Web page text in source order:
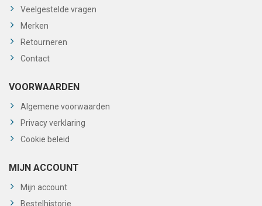
Veelgestelde vragen
Merken
Retourneren
Contact
VOORWAARDEN
Algemene voorwaarden
Privacy verklaring
Cookie beleid
MIJN ACCOUNT
Mijn account
Bestelhistorie